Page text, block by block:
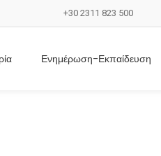
+30 2311 823 500
Ενημέρωση-Εκπαίδευση